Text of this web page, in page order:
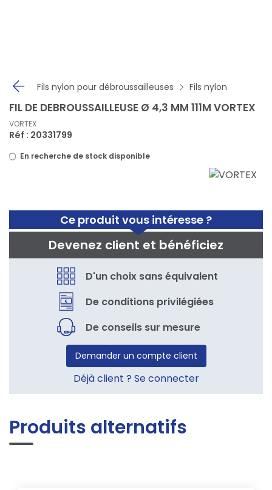
Fils nylon pour débroussailleuses Fils nylon
Ce produit vous intéresse ?
Devenez client et bénéficiez
D'un choix sans équivalent
De conditions privilégiées
De conseils sur mesure
Demander un compte client
Déjà client ? Se connecter
FIL DE DEBROUSSAILLEUSE Ø 4,3 MM 111M VORTEX
VORTEX
Réf : 20331799
En recherche de stock disponible
Produits alternatifs